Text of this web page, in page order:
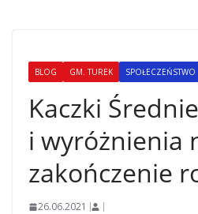
BLOG GM. TUREK SPOŁECZEŃSTWO
Kaczki
i wyróżnienia
zakończenie
26.06.2021